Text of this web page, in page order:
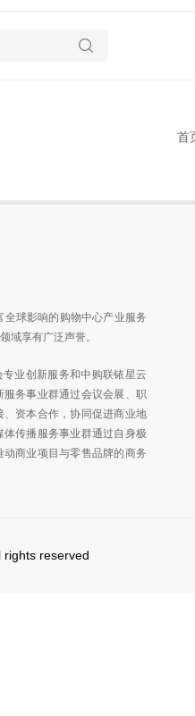
首
球影响的购物中心产业服务
域享有广泛声誉。
业创新服务和中购联铱星云
务事业群通过会议会展、职
资本合作，协同促进商业地
传播服务事业群通过自身极
商业项目与零售品牌的商务
reserved